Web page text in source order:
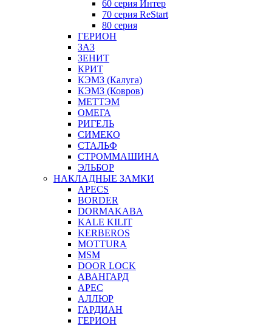
60 серия Интер
70 серия ReStart
80 серия
ГЕРИОН
ЗАЗ
ЗЕНИТ
КРИТ
КЭМЗ (Калуга)
КЭМЗ (Ковров)
МЕТТЭМ
ОМЕГА
РИГЕЛЬ
СИМЕКО
СТАЛЬФ
СТРОММАШИНА
ЭЛЬБОР
НАКЛАДНЫЕ ЗАМКИ
APECS
BORDER
DORMAKABA
KALE KILIT
KERBEROS
MOTTURA
MSM
DOOR LOCK
АВАНГАРД
АРЕС
АЛЛЮР
ГАРДИАН
ГЕРИОН